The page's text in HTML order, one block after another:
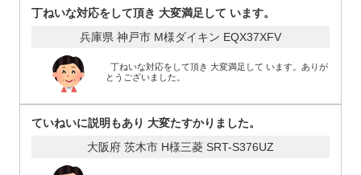
丁ねいな対応をして頂き 大変満足して います。
兵庫県 神戸市 M様ダイキン EQX37XFV
丁ねいな対応をして頂き 大変満足して います。ありが
とうございました。
ていねいに説明もあり 大変たすかりました。
大阪府 茨木市 H様三菱 SRT-S376UZ